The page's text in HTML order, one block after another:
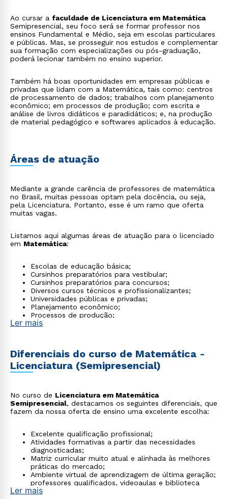
Ao cursar a faculdade de Licenciatura em Matemática
Semipresencial, seu foco será se formar professor nos
ensinos Fundamental e Médio, seja em escolas particulares
e públicas. Mas, se prosseguir nos estudos e complementar
sua formação com especializações ou pós-graduação,
poderá lecionar também no ensino superior.
Também há boas oportunidades em empresas públicas e
privadas que lidam com a Matemática, tais como: centros
de processamento de dados; trabalhos com planejamento
econômico; em processos de produção; com escrita e
análise de livros didáticos e paradidáticos; e, na produção
de material pedagógico e softwares aplicados à educação.
Áreas de atuação
Mediante a grande carência de professores de matemática
no Brasil, muitas pessoas optam pela docência, ou seja,
pela Licenciatura. Portanto, esse é um ramo que oferta
muitas vagas.
Listamos aqui algumas áreas de atuação para o licenciado
em Matemática:
Escolas de educação básica;
Cursinhos preparatórios para vestibular;
Cursinhos preparatórios para concursos;
Diversos cursos técnicos e profissionalizantes;
Universidades públicas e privadas;
Planejamento econômico;
Processos de produção;
Pesquisas relacionadas a área;
Editoras.
Ler mais
Diferenciais do curso de Matemática -
Licenciatura (Semipresencial)
No curso de Licenciatura em Matemática
Semipresencial, destacamos os seguintes diferenciais, que
fazem da nossa oferta de ensino uma excelente escolha:
Excelente qualificação profissional;
Atividades formativas a partir das necessidades
diagnosticadas;
Matriz curricular muito atual e alinhada às melhores
práticas do mercado;
Ambiente virtual de aprendizagem de última geração;
professores qualificados, videoaulas e biblioteca
virtual;
Ler mais